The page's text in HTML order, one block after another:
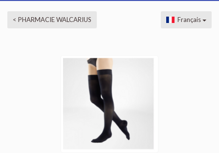
< PHARMACIE WALCARIUS Français